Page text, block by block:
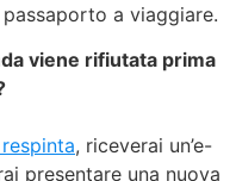
a viaggiare.
viene rifiutata prima
, riceverai un’e-
presentare una nuova